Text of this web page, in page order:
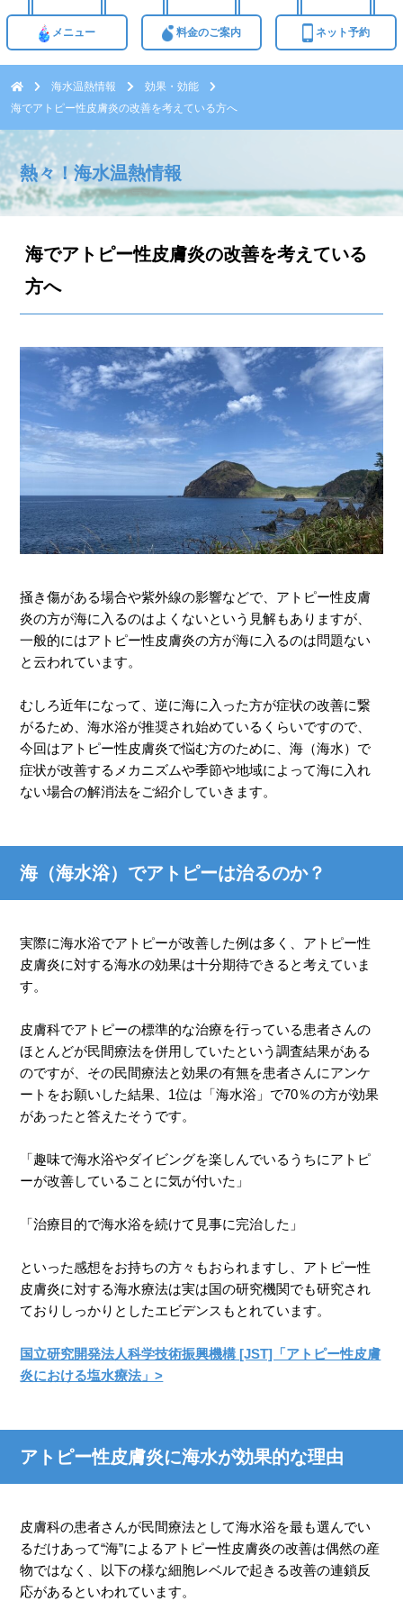
メニュー 料金のご案内 ネット予約
海水温熱情報
効果・効能
海でアトピー性皮膚炎の改善を考えている方へ
熱々！海水温熱情報
海でアトピー性皮膚炎の改善を考えている
方へ
掻き傷がある場合や紫外線の影響などで、アトピー性皮膚
炎の方が海に入るのはよくないという見解もありますが、
一般的にはアトピー性皮膚炎の方が海に入るのは問題ない
と云われています。
むしろ近年になって、逆に海に入った方が症状の改善に繋
がるため、海水浴が推奨され始めているくらいですので、
今回はアトピー性皮膚炎で悩む方のために、海（海水）で
症状が改善するメカニズムや季節や地域によって海に入れ
ない場合の解消法をご紹介していきます。
海（海水浴）でアトピーは治るのか？
実際に海水浴でアトピーが改善した例は多く、アトピー性
皮膚炎に対する海水の効果は十分期待できると考えていま
す。
皮膚科でアトピーの標準的な治療を行っている患者さんの
ほとんどが民間療法を併用していたという調査結果がある
のですが、その民間療法と効果の有無を患者さんにアンケ
ートをお願いした結果、1位は「海水浴」で70％の方が効果
があったと答えたそうです。
「趣味で海水浴やダイビングを楽しんでいるうちにアトピ
ーが改善していることに気が付いた」
「治療目的で海水浴を続けて見事に完治した」
といった感想をお持ちの方々もおられますし、アトピー性
皮膚炎に対する海水療法は実は国の研究機関でも研究され
ておりしっかりとしたエビデンスもとれています。
国立研究開発法人科学技術振興機構 [JST]「アトピー性皮膚
炎における塩水療法」>
アトピー性皮膚炎に海水が効果的な理由
皮膚科の患者さんが民間療法として海水浴を最も選んでい
るだけあって“海”によるアトピー性皮膚炎の改善は偶然の産
物ではなく、以下の様な細胞レベルで起きる改善の連鎖反
応があるといわれています。